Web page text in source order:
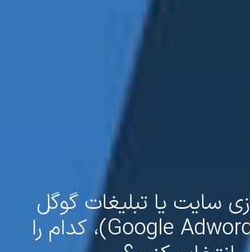
سایت یا تبلیغات گوگل
ادوردز (Google Adwords)، کدام را